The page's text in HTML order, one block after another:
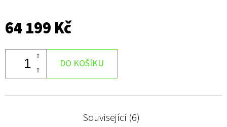
64 199 Kč
DO KOŠÍKU
Související (6)